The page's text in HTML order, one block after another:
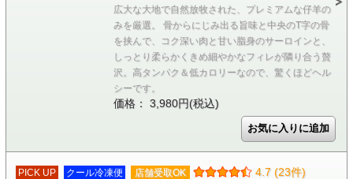
広大な大地で自然放牧された、プレミアムな仔羊の
みを厳選。 骨からにじみ出る旨味と中央のT字の骨
を挟んで、コク深い肉と甘い脂身のサーロインと、
しっとり柔らかくきめ細やかなフィレが隣り合う贅
沢。高タンパク＆低カロリーなので、驚くほどヘル
シーです。
価格： 3,980円(税込)
PICK UP クール冷凍便 店舗受取OK 4.7 (23件)